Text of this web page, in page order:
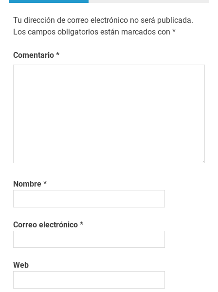
Tu dirección de correo electrónico no será publicada.
Los campos obligatorios están marcados con*
Comentario*
Nombre*
Correo electrónico*
Web